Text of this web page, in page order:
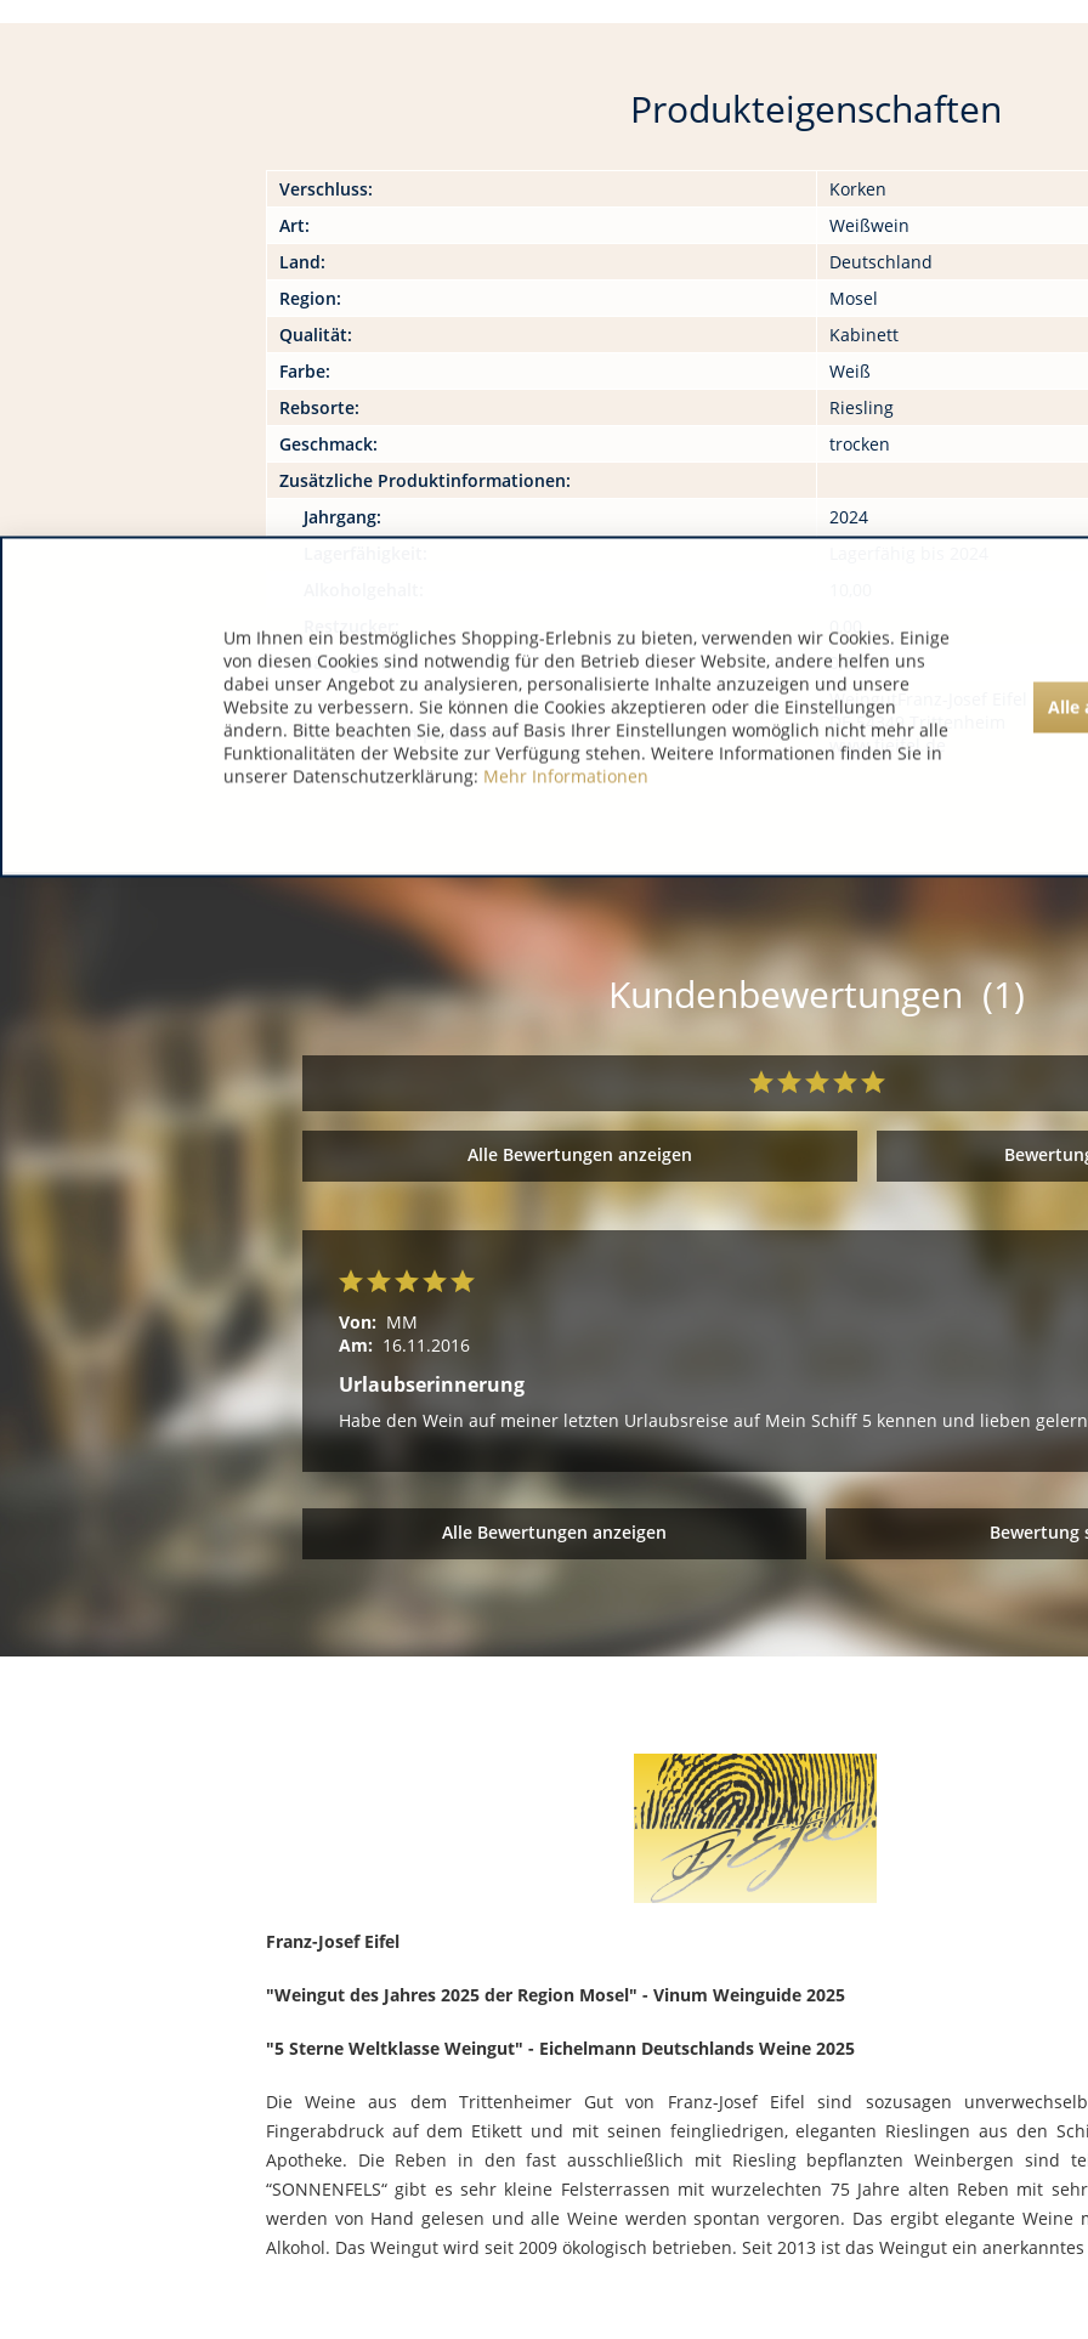
Produkteigenschaften
Verschluss:
Korken
Art:
Weißwein
Land:
Deutschland
Region:
Mosel
Qualität:
Kabinett
Farbe:
Weiß
Rebsorte:
Riesling
Geschmack:
trocken
Zusätzliche Produktinformationen:
Jahrgang:
2024
Restzucker:
0,00
Säuregehalt:
0,00
Hersteller / Importeur:
WeingutFranz-Josef Eifel
DE 54349 Trittenheim
www.fjeifel.de
Kundenbewertungen (1)
Alle Bewertungen anzeigen
Von: MM
Am: 16.11.2016
Urlaubserinnerung
Habe den Wein auf meiner letzten Urlaubsreise auf Mein Schiff 5 kennen und lieben
Alle Bewertungen anzeigen Bewertung
Franz-Josef Eifel
"Weingut des Jahres 2025 der Region Mosel" - Vinum Weinguide 2025
"5 Sterne Weltklasse Weingut" - Eichelmann Deutschlands Weine 2025
Die Weine aus dem Trittenheimer Gut von Franz-Josef Eifel sind sozusagen
Fingerabdruck auf dem Etikett und mit seinen feingliedrigen, eleganten Rieslingen aus den
Apotheke. Die Reben in den fast ausschließlich mit Riesling bepflanzten Weinbergen sind
“SONNENFELS“ gibt es sehr kleine Felsterrassen mit wurzelechten 75 Jahre alten Reben mit
werden von Hand gelesen und alle Weine werden spontan vergoren. Das ergibt elegante Weine
Alkohol. Das Weingut wird seit 2009 ökologisch betrieben. Seit 2013 ist das Weingut ein
Um Ihnen ein bestmögliches Shopping-Erlebnis zu bieten, verwenden wir Cookies. Einige
von diesen Cookies sind notwendig für den Betrieb dieser Website, andere helfen uns
dabei unser Angebot zu analysieren, personalisierte Inhalte anzuzeigen und unsere
Website zu verbessern. Sie können die Cookies akzeptieren oder die Einstellungen
ändern. Bitte beachten Sie, dass auf Basis Ihrer Einstellungen womöglich nicht mehr alle
Funktionalitäten der Website zur Verfügung stehen. Weitere Informationen finden Sie in
unserer Datenschutzerklärung: Mehr Informationen
Alle